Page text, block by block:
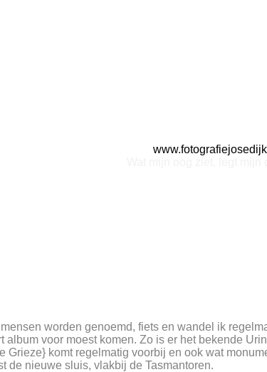
worden genoemd, fiets en wandel ik
album voor moest komen. Zo is er het bekende
Grieze} komt regelmatig voorbij en ook wat
de nieuwe sluis, vlakbij de Tasmantoren.